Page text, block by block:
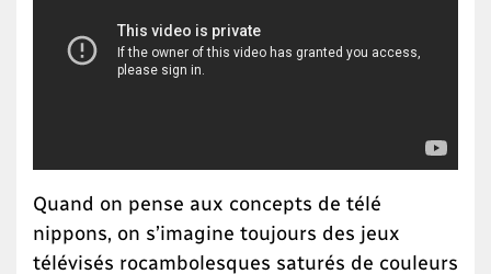
Quand on pense aux concepts de télé
nippons, on s’imagine toujours des jeux
télévisés rocambolesques saturés de couleurs